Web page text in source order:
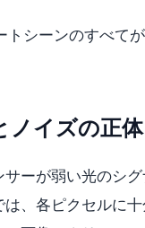
シーンのすべて
ノイズの正体
ーが弱い光のシ
、各ピクセルに